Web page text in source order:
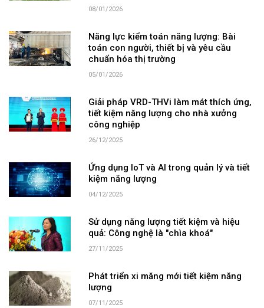
08/01/2026
Năng lực kiểm toán năng lượng: Bài
toán con người, thiết bị và yêu cầu
chuẩn hóa thị trường
05/01/2026
Giải pháp VRD-THVi làm mát thích ứng,
tiết kiệm năng lượng cho nhà xưởng
công nghiệp
26/12/2025
Ứng dụng IoT và AI trong quản lý và tiết
kiệm năng lượng
04/12/2025
Sử dụng năng lượng tiết kiệm và hiệu
quả: Công nghệ là "chìa khoá"
27/11/2025
Phát triển xi măng mới tiết kiệm năng
lượng
07/11/2025